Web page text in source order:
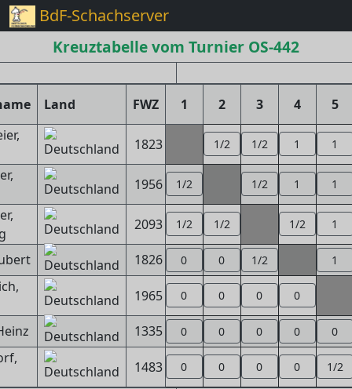
BdF-Schachserver
Kreuztabelle vom Turnier OS-442
Land FWZ 1 2 3 4
5
1823 1/2 1/2 1 1
1956 1/2 1/2 1 1
2093 1/2 1/2 1/2 1
1826 0 0 1/2 1
1965 0 0 0 0
1335 0 0 0 0 0
1483 0 0 0 0 1/2